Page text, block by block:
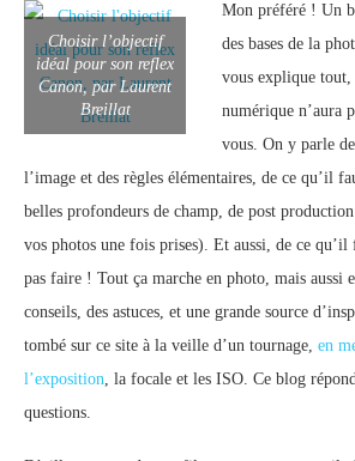
Choisir l’objectif
idéal pour son reflex
Canon, par Laurent
Breillat
Mon préféré ! Un
des bases de la
vous explique
numérique n’aura
vous. On y parle
l’image et des règles élémentaires, de ce qu’il
belles profondeurs de champ, de post
vos photos une fois prises). Et aussi, de ce
pas faire ! Tout ça marche en photo, mais aussi
conseils, des astuces, et une grande source
tombé sur ce site à la veille d’un tournage, en
l’exposition, la focale et les ISO. Ce blog
questions.